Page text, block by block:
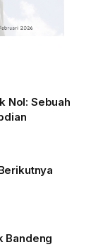
Nol: Sebuah
Bandeng